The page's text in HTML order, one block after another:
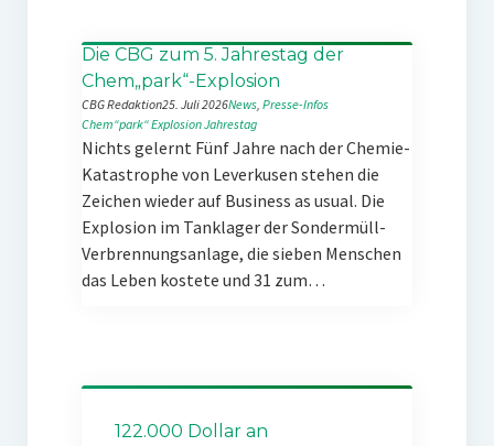
Die CBG zum 5. Jahrestag der
Chem„park“-Explosion
CBG Redaktion25. Juli 2026News, Presse-Infos
Chem“park“ExplosionJahrestag
Nichts gelernt Fünf Jahre nach der Chemie-
Katastrophe von Leverkusen stehen die
Zeichen wieder auf Business as usual. Die
Explosion im Tanklager der Sondermüll-
Verbrennungsanlage, die sieben Menschen
das Leben kostete und 31 zum…
122.000 Dollar an